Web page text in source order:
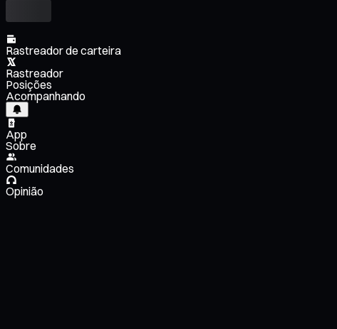
Rastreador de carteira
Rastreador
Posições
Acompanhando
App
Sobre
Comunidades
Opinião